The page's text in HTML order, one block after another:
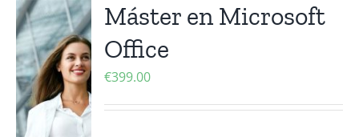
Máster en Microsoft
Office
€399.00